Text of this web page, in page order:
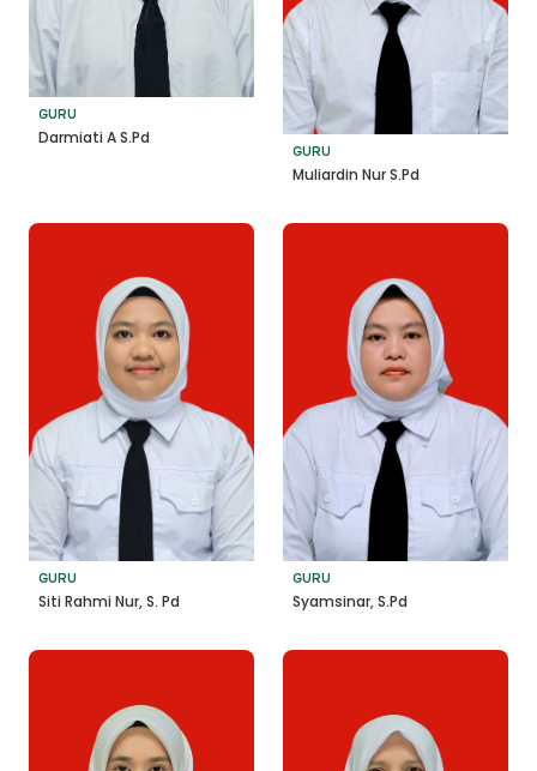
GURU
Darmiati A S.Pd
GURU
Muliardin Nur S.Pd
GURU
Siti Rahmi Nur, S. Pd
GURU
Syamsinar, S.Pd